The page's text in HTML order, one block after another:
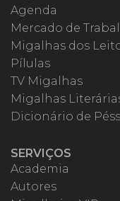
Agenda
Mercado de
Migalhas dos
Pílulas
TV Migalhas
Migalhas
Dicionário de
SERVIÇOS
Academia
Autores